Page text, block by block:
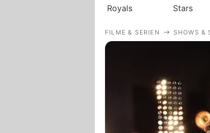
Royals Stars
FILME & SERIEN SHOWS &